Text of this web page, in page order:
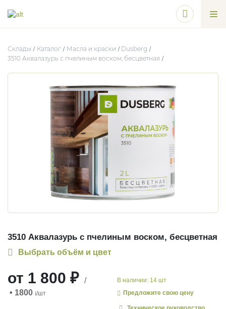
Склады Каталог Масла и краски
Dusberg
3510 Аквалазурь с пчелиным воском, бесцветная
3510 Аквалазурь с пчелиным воском, бесцветная
Выбрать объём и цвет
от 1 800 ₽ /
• 1800 i/шт
В наличии: 14 шт
Предложите свою цену